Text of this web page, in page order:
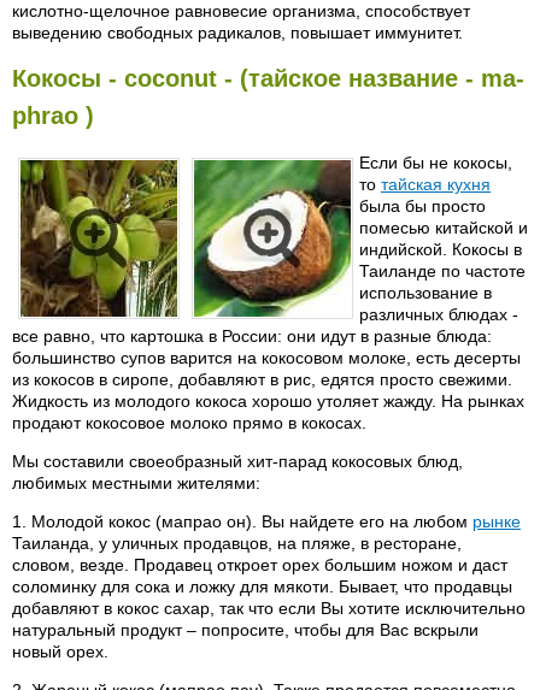
кислотно-щелочное равновесие организма, способствует
выведению свободных радикалов, повышает иммунитет.
Кокосы - coconut - (тайское название - ma-
phrao )
Если бы не кокосы,
то тайская кухня
была бы просто
помесью китайской и
индийской. Кокосы в
Таиланде по частоте
использование в
различных блюдах -
все равно, что картошка в России: они идут в разные блюда:
большинство супов варится на кокосовом молоке, есть десерты
из кокосов в сиропе, добавляют в рис, едятся просто свежими.
Жидкость из молодого кокоса хорошо утоляет жажду. На рынках
продают кокосовое молоко прямо в кокосах.
Мы составили своеобразный хит-парад кокосовых блюд,
любимых местными жителями:
1. Молодой кокос (мапрао он). Вы найдете его на любом рынке
Таиланда, у уличных продавцов, на пляже, в ресторане,
словом, везде. Продавец откроет орех большим ножом и даст
соломинку для сока и ложку для мякоти. Бывает, что продавцы
добавляют в кокос сахар, так что если Вы хотите исключительно
натуральный продукт – попросите, чтобы для Вас вскрыли
новый орех.